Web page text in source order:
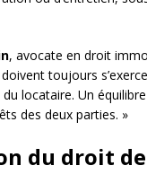
, avocate en droit
toujours
locataire. Un
des deux parties. »
du droit de